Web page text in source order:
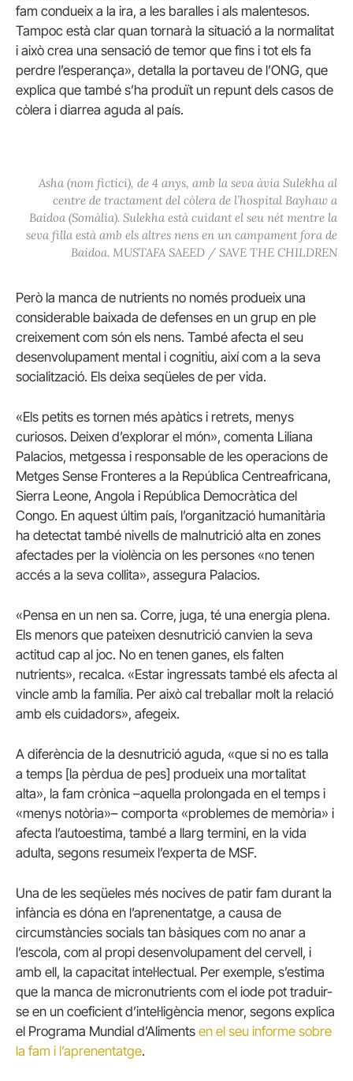
fam condueix a la ira, a les baralles i als malentesos.
Tampoc està clar quan tornarà la situació a la normalitat
i això crea una sensació de temor que fins i tot els fa
perdre l’esperança», detalla la portaveu de l’ONG, que
explica que també s’ha produït un repunt dels casos de
còlera i diarrea aguda al país.
Asha (nom fictici), de 4 anys, amb la seva àvia Sulekha al
centre de tractament del còlera de l’hospital Bayhaw a
Baidoa (Somàlia). Sulekha està cuidant el seu nét mentre la
seva filla està amb els altres nens en un campament fora de
Baidoa. MUSTAFA SAEED / SAVE THE CHILDREN
Però la manca de nutrients no només produeix una
considerable baixada de defenses en un grup en ple
creixement com són els nens. També afecta el seu
desenvolupament mental i cognitiu, així com a la seva
socialització. Els deixa seqüeles de per vida.
«Els petits es tornen més apàtics i retrets, menys
curiosos. Deixen d’explorar el món», comenta Liliana
Palacios, metgessa i responsable de les operacions de
Metges Sense Fronteres a la República Centreafricana,
Sierra Leone, Angola i República Democràtica del
Congo. En aquest últim país, l’organització humanitària
ha detectat també nivells de malnutrició alta en zones
afectades per la violència on les persones «no tenen
accés a la seva collita», assegura Palacios.
«Pensa en un nen sa. Corre, juga, té una energia plena.
Els menors que pateixen desnutrició canvien la seva
actitud cap al joc. No en tenen ganes, els falten
nutrients», recalca. «Estar ingressats també els afecta al
vincle amb la família. Per això cal treballar molt la relació
amb els cuidadors», afegeix.
A diferència de la desnutrició aguda, «que si no es talla
a temps [la pèrdua de pes] produeix una mortalitat
alta», la fam crònica –aquella prolongada en el temps i
«menys notòria»– comporta «problemes de memòria» i
afecta l’autoestima, també a llarg termini, en la vida
adulta, segons resumeix l’experta de MSF.
Una de les seqüeles més nocives de patir fam durant la
infància es dóna en l’aprenentatge, a causa de
circumstàncies socials tan bàsiques com no anar a
l’escola, com al propi desenvolupament del cervell, i
amb ell, la capacitat intel·lectual. Per exemple, s’estima
que la manca de micronutrients com el iode pot traduir-
se en un coeficient d’intel·ligència menor, segons explica
el Programa Mundial d’Aliments en el seu informe sobre
la fam i l’aprenentatge.